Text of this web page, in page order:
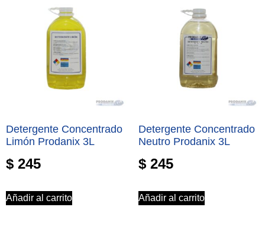
Detergente Concentrado
Limón Prodanix 3L
$ 245
Añadir al carrito
Detergente Concentrado
Neutro Prodanix 3L
$ 245
Añadir al carrito